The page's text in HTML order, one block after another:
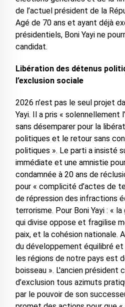
de l’actuel président de la
Agé de 70 ans et ayant déjà
présidentiels, Boni Yayi ne
candidat.
Libération des détenus
l’exclusion sociale
2026 n’est pas le seul projet
Yayi. Il a pris « solennellement
sans désemparer pour la
politiques et le retour sans
politiques ». Le parti a insisté
immédiate et une amnistie
condamnée à 20 ans de
pour « complicité d’actes de
de répression des infractions
terrorisme. Pour Boni Yayi : «
qui divise oppose et fragilise
paix, et la cohésion nationale.
du développement équilibré
les régions de notre pays est
boisseau ». L'ancien président
d’exclusion tous azimuts
par le pouvoir de son